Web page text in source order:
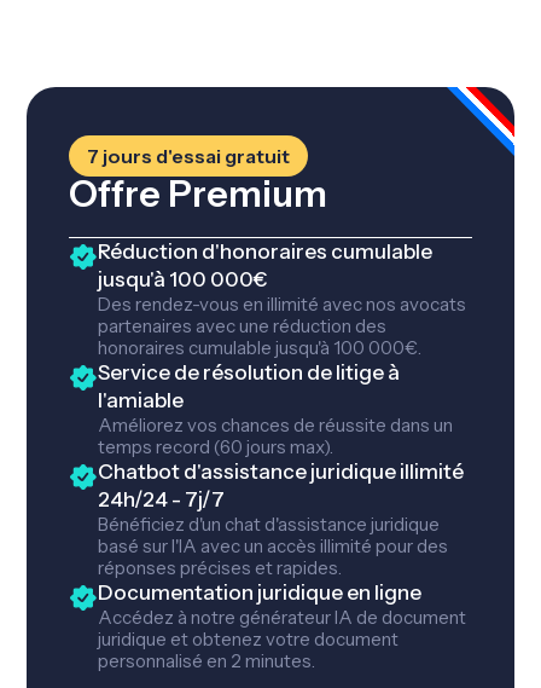
7 jours d'essai gratuit
Offre Premium
Réduction d'honoraires cumulable
jusqu'à 100 000€
Des rendez-vous en illimité avec nos avocats
partenaires avec une réduction des
honoraires cumulable jusqu'à 100 000€.
Service de résolution de litige à
l'amiable
Améliorez vos chances de réussite dans un
temps record (60 jours max).
Chatbot d'assistance juridique illimité
24h/24 - 7j/7
Bénéficiez d'un chat d'assistance juridique
basé sur l'IA avec un accès illimité pour des
réponses précises et rapides.
Documentation juridique en ligne
Accédez à notre générateur IA de document
juridique et obtenez votre document
personnalisé en 2 minutes.